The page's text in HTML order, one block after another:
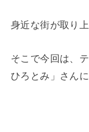
身近な街が取り
そこで今回は、
ひろとみ」さん